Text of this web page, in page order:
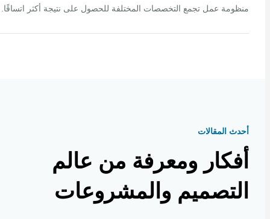
عمل تجمع التخصصات المختلفة للحصول على نتيجة أكثر اتساقًا.
المقالات
ومعرفة من عالم
والمشروعات